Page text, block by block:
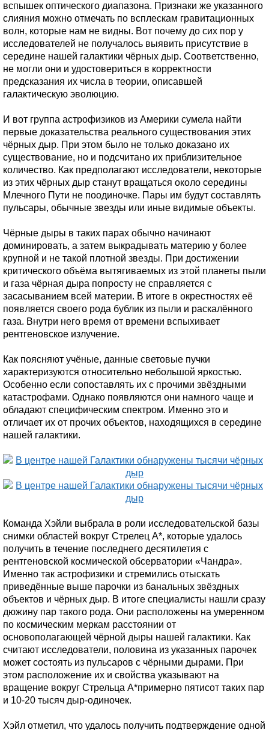
вспышек оптического диапазона. Признаки же указанного
слияния можно отмечать по всплескам гравитационных
волн, которые нам не видны. Вот почему до сих пор у
исследователей не получалось выявить присутствие в
середине нашей галактики чёрных дыр. Соответственно,
не могли они и удостовериться в корректности
предсказания их числа в теории, описавшей
галактическую эволюцию.
И вот группа астрофизиков из Америки сумела найти
первые доказательства реального существования этих
чёрных дыр. При этом было не только доказано их
существование, но и подсчитано их приблизительное
количество. Как предполагают исследователи, некоторые
из этих чёрных дыр станут вращаться около середины
Млечного Пути не поодиночке. Пары им будут составлять
пульсары, обычные звезды или иные видимые объекты.
Чёрные дыры в таких парах обычно начинают
доминировать, а затем выкрадывать материю у более
крупной и не такой плотной звезды. При достижении
критического объёма вытягиваемых из этой планеты пыли
и газа чёрная дыра попросту не справляется с
засасыванием всей материи. В итоге в окрестностях её
появляется своего рода бублик из пыли и раскалённого
газа. Внутри него время от времени вспыхивает
рентгеновское излучение.
Как поясняют учёные, данные световые пучки
характеризуются относительно небольшой яркостью.
Особенно если сопоставлять их с прочими звёздными
катастрофами. Однако появляются они намного чаще и
обладают специфическим спектром. Именно это и
отличает их от прочих объектов, находящихся в середине
нашей галактики.
Команда Хэйли выбрала в роли исследовательской базы
снимки областей вокруг Стрелец А*, которые удалось
получить в течение последнего десятилетия с
рентгеновской космической обсерватории «Чандра».
Именно так астрофизики и стремились отыскать
приведённые выше парочки из банальных звёздных
объектов и чёрных дыр. В итоге специалисты нашли сразу
дюжину пар такого рода. Они расположены на умеренном
по космическим меркам расстоянии от
основополагающей чёрной дыры нашей галактики. Как
считают исследователи, половина из указанных парочек
может состоять из пульсаров с чёрными дырами. При
этом расположение их и свойства указывают на
вращение вокруг Стрельца А*примерно пятисот таких пар
и 10-20 тысяч дыр-одиночек.
Хэйл отметил, что удалось получить подтверждение одной